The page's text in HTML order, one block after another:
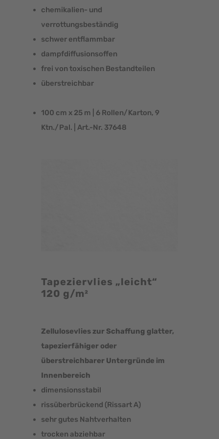
chemikalien- und
verrottungsbeständig
schwer entflammbar
dampfdiffusionsoffen
frei von toxischen Bestandteilen
überstreichbar
100 cm x 25 m | 6 Rollen/Karton, 9
Ktn./Pal. | Art.-Nr. 37648
Tapeziervlies „leicht“
120 g/m²
Zellulosevlies zur Schaffung glatter,
tapezierfähiger oder
überstreichbarer Untergründe im
Innenbereich
dimensionsstabil
rissüberbrückend (Rissart A)
sehr gutes Nahtverhalten
trocken abziehbar